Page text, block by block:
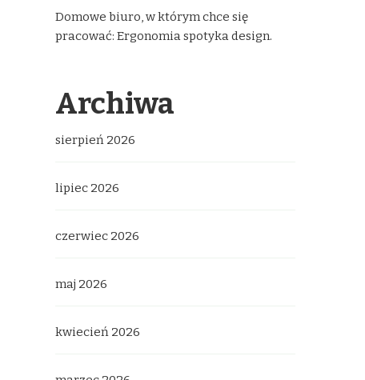
Domowe biuro, w którym chce się
pracować: Ergonomia spotyka design.
Archiwa
sierpień 2026
lipiec 2026
czerwiec 2026
maj 2026
kwiecień 2026